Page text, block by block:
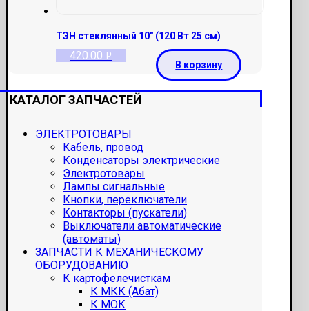
ТЭН стеклянный 10″ (120 Вт 25 см)
420.00 Р
В корзину
КАТАЛОГ ЗАПЧАСТЕЙ
ЭЛЕКТРОТОВАРЫ
Кабель, провод
Конденсаторы электрические
Электротовары
Лампы сигнальные
Кнопки, переключатели
Контакторы (пускатели)
Выключатели автоматические
(автоматы)
ЗАПЧАСТИ К МЕХАНИЧЕСКОМУ
ОБОРУДОВАНИЮ
К картофелечисткам
К МКК (Абат)
К МОК